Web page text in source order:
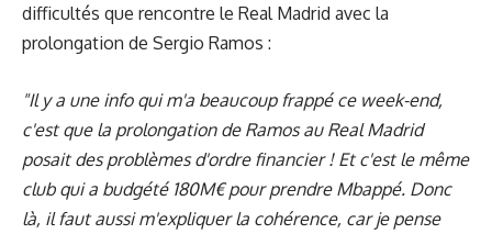
difficultés que rencontre le Real Madrid avec la
prolongation de Sergio Ramos :
"Il y a une info qui m'a beaucoup frappé ce week-end,
c'est que la prolongation de Ramos au Real Madrid
posait des problèmes d'ordre financier ! Et c'est le même
club qui a budgété 180M€ pour prendre Mbappé. Donc
là, il faut aussi m'expliquer la cohérence, car je pense